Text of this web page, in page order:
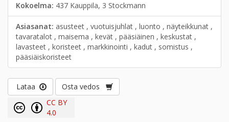
Kokoelma: 437 Kauppila, 3 Stockmann
Asiasanat: asusteet , vuotuisjuhlat , luonto , näyteikkunat ,
tavaratalot , maisema , kevät , pääsiäinen , keskustat ,
lavasteet , koristeet , markkinointi , kadut , somistus ,
pääsiäiskoristeet
Lataa
Osta vedos
CC BY
4.0